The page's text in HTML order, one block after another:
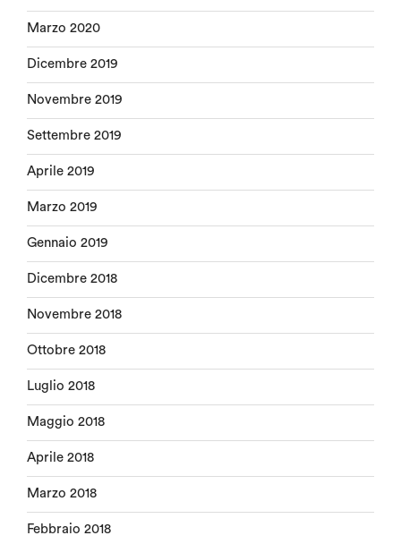
Marzo 2020
Dicembre 2019
Novembre 2019
Settembre 2019
Aprile 2019
Marzo 2019
Gennaio 2019
Dicembre 2018
Novembre 2018
Ottobre 2018
Luglio 2018
Maggio 2018
Aprile 2018
Marzo 2018
Febbraio 2018